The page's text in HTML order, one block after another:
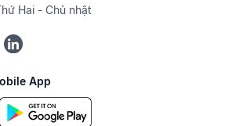
Hai - Chủ nhật
App